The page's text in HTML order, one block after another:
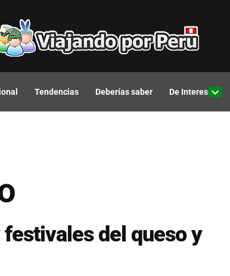
Tendencias Deberías saber De Interes
del queso y